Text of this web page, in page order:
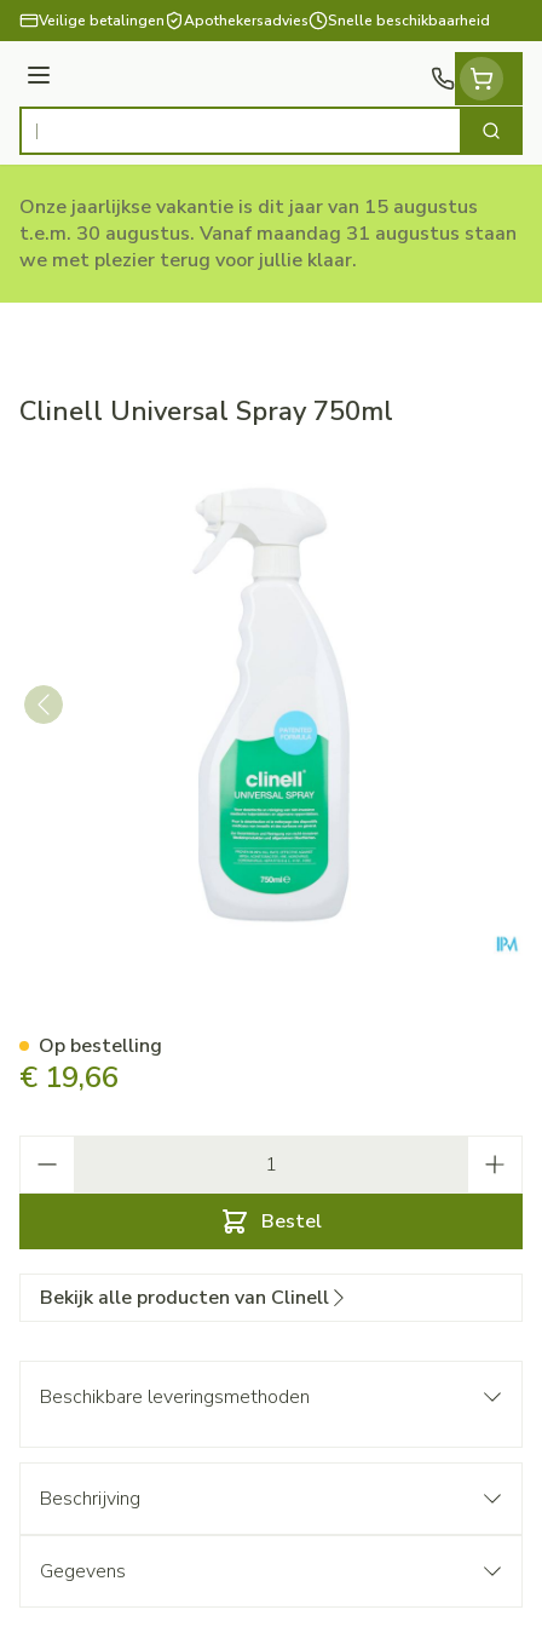
Ga naar de inhoud
Veilige betalingen Apothekersadvies Snelle beschikbaarheid
Menu
Product, merk, categorie... Zoek
Onze jaarlijkse vakantie is dit jaar van 15 augustus
t.e.m. 30 augustus. Vanaf maandag 31 augustus staan
we met plezier terug voor jullie klaar.
Clinell Universal Spray 750ml
€ 19,66
Bestel
Op bestelling
Bekijk alle producten van Clinell
Beschikbare leveringsmethoden
Beschrijving
Gegevens